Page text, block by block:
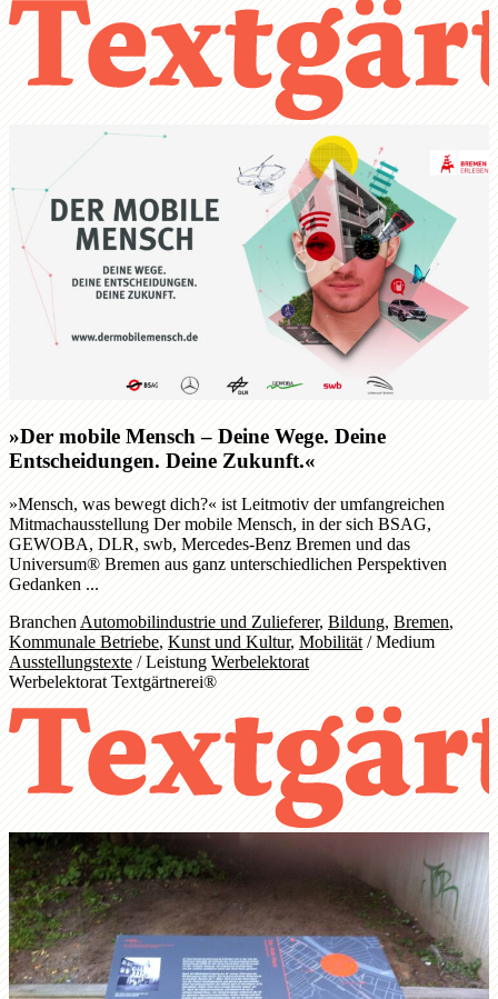
»Der mobile Mensch – Deine Wege. Deine
Entscheidungen. Deine Zukunft.«
»Mensch, was bewegt dich?« ist Leitmotiv der umfangreichen
Mitmachausstellung Der mobile Mensch, in der sich BSAG,
GEWOBA, DLR, swb, Mercedes-Benz Bremen und das
Universum® Bremen aus ganz unterschiedlichen Perspektiven
Gedanken ...
BranchenAutomobilindustrie und Zulieferer,Bildung,Bremen,
Kommunale Betriebe,Kunst und Kultur,Mobilität/Medium
Ausstellungstexte/LeistungWerbelektorat
Werbelektorat Textgärtnerei®